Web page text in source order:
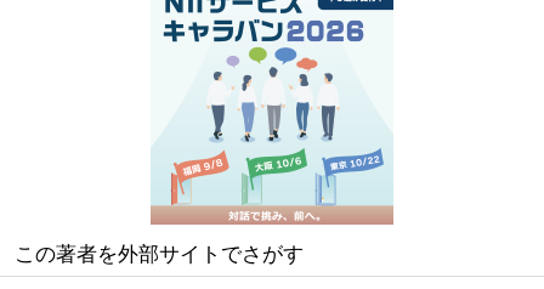
この著者を外部サイトでさがす